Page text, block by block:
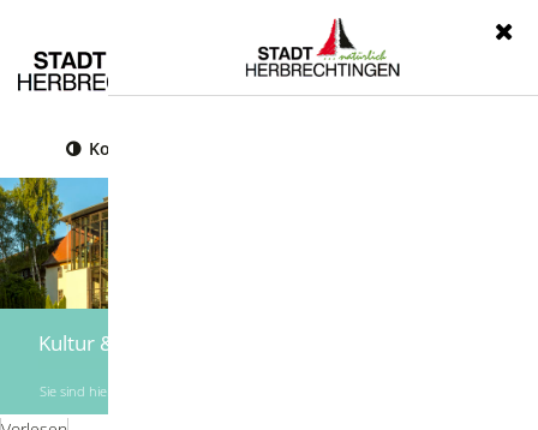
Kontrast
Kultur & Freizeit
Sie sind hier: